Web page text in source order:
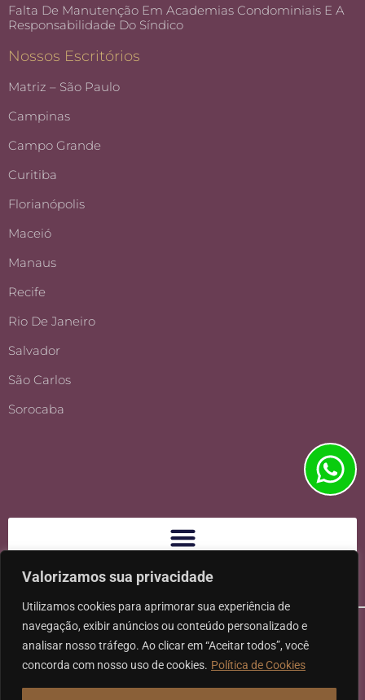
Valorizamos sua privacidade
Utilizamos cookies para aprimorar sua experiência de
navegação, exibir anúncios ou conteúdo personalizado e
analisar nosso tráfego. Ao clicar em “Aceitar todos”, você
concorda com nosso uso de cookies. Política de Cookies
Falta De Manutenção Em Academias Condominiais E A
Responsabilidade Do Síndico
Nossos Escritórios
Matriz – São Paulo
Campinas
Campo Grande
Curitiba
Florianópolis
Maceió
Manaus
Recife
Rio De Janeiro
Salvador
São Carlos
Sorocaba